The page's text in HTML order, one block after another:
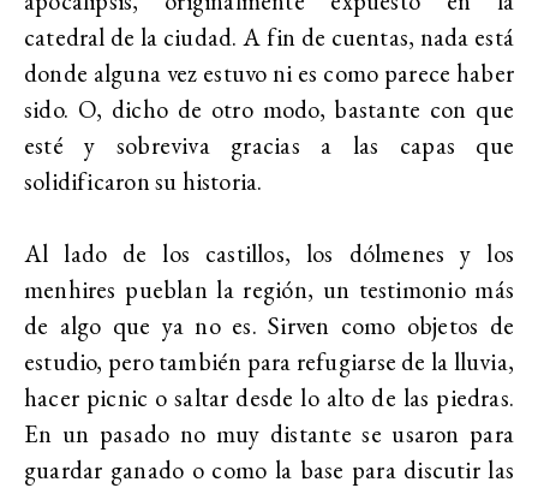
catedral de la ciudad. A fin de cuentas, nada está
donde alguna vez estuvo ni es como parece haber
sido. O, dicho de otro modo, bastante con que
esté y sobreviva gracias a las capas que
solidificaron su historia.
Al lado de los castillos, los dólmenes y los
menhires pueblan la región, un testimonio más
de algo que ya no es. Sirven como objetos de
estudio, pero también para refugiarse de la lluvia,
hacer picnic o saltar desde lo alto de las piedras.
En un pasado no muy distante se usaron para
guardar ganado o como la base para discutir las